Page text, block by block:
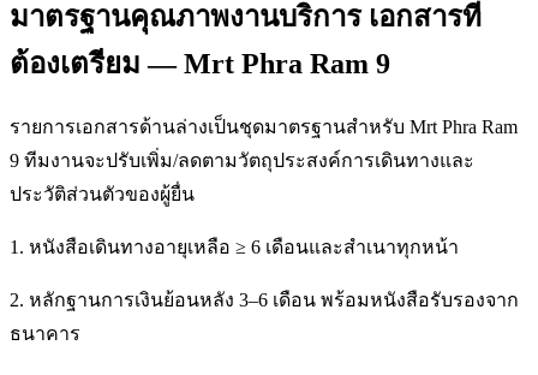
มาตรฐานคุณภาพงานบริการ เอกสารที่
ต้องเตรียม — Mrt Phra Ram 9
รายการเอกสารด้านล่างเป็นชุดมาตรฐานสำหรับ Mrt Phra Ram
9 ทีมงานจะปรับเพิ่ม/ลดตามวัตถุประสงค์การเดินทางและ
ประวัติส่วนตัวของผู้ยื่น
1. หนังสือเดินทางอายุเหลือ ≥ 6 เดือนและสำเนาทุกหน้า
2. หลักฐานการเงินย้อนหลัง 3–6 เดือน พร้อมหนังสือรับรองจาก
ธนาคาร